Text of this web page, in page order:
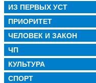
ИЗ ПЕРВЫХ УСТ
ПРИОРИТЕТ
ЧЕЛОВЕК И ЗАКОН
ЧП
КУЛЬТУРА
СПОРТ